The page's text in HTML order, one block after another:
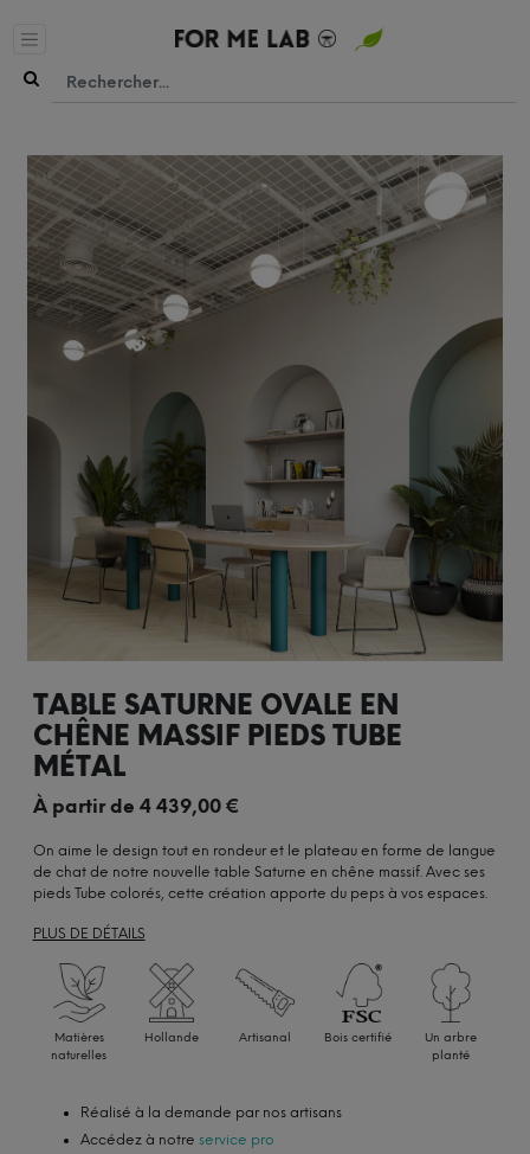
TABLE SATURNE OVALE EN
CHÊNE MASSIF PIEDS TUBE
MÉTAL
À partir de 4 439,00€
On aime le design tout en rondeur et le plateau en forme de langue
de chat de notre nouvelle table Saturne en chêne massif. Avec ses
pieds Tube colorés, cette création apporte du peps à vos espaces.
PLUS DE DÉTAILS
Matières
naturelles
Hollande Artisanal Bois certifié
Un arbre
planté
Réalisé à la demande par nos artisans
Accédez à notre service pro